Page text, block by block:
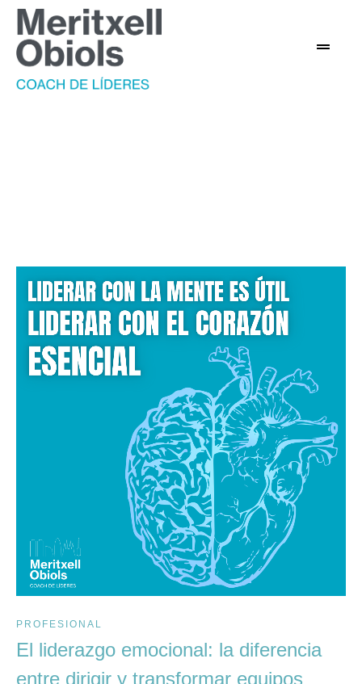
PROFESIONAL
El liderazgo emocional: la diferencia
entre dirigir y transformar equipos